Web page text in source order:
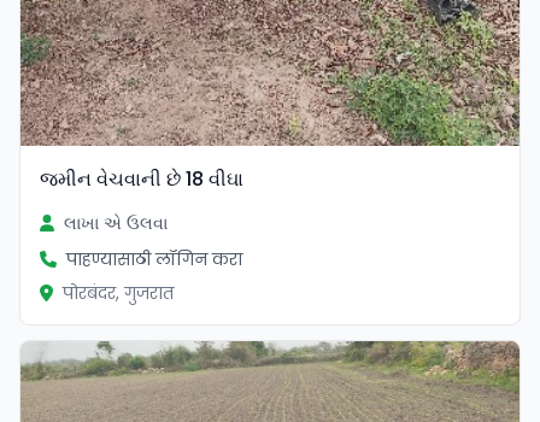
જમીન વેચવાની છે 18 વીઘા
લાખા એ ઉલવા
पाहण्यासाठी लॉगिन करा
पोरबंदर, गुजरात